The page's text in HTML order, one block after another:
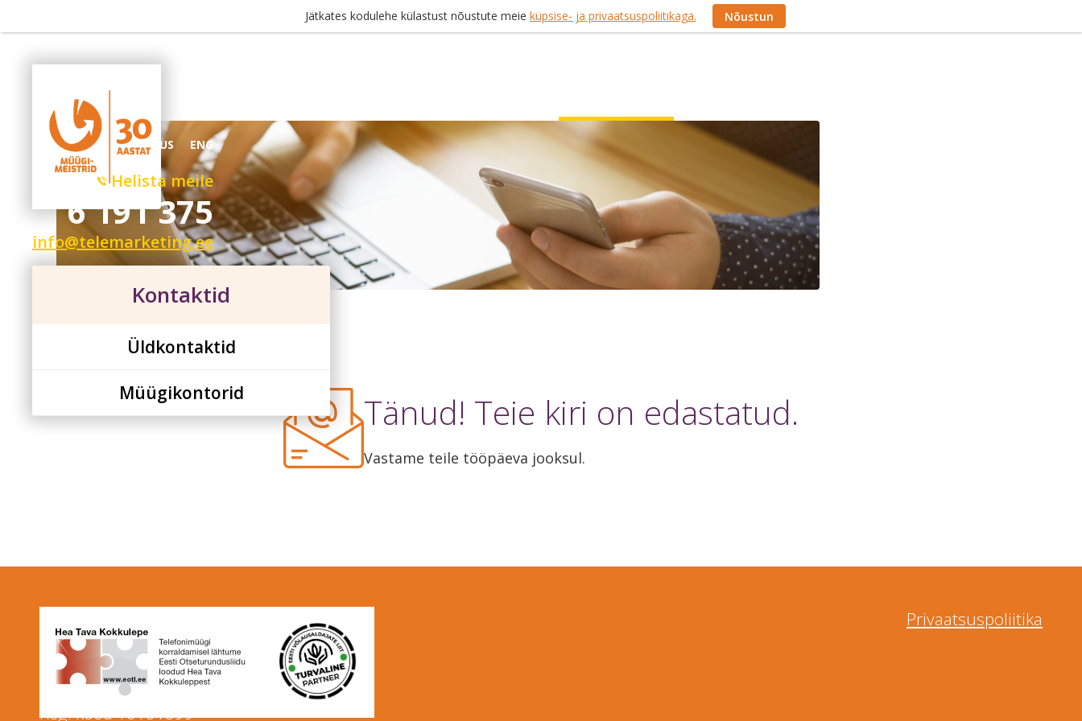
Jätkates kodulehe külastust nõustute meie küpsise- ja privaatsuspoliitikaga. Nõustun
RUS ENG
Helista meile
6 191 375
info@telemarketing.ee
Kontaktid
Üldkontaktid
Müügikontorid Tänud! Teie kiri on edastatud.
Vastame teile tööpäeva jooksul.
© 2020 Müügimeistrite AS
Mustamäe tee 16, 10617 Tallinn
Reg. kood 10181899
Privaatsuspoliitika